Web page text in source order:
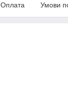
Оплата Умови